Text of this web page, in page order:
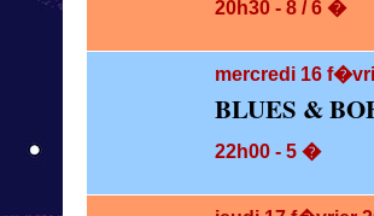
20h30 - 8 / 6 �
mercredi 16
BLUES &
22h00 - 5 �